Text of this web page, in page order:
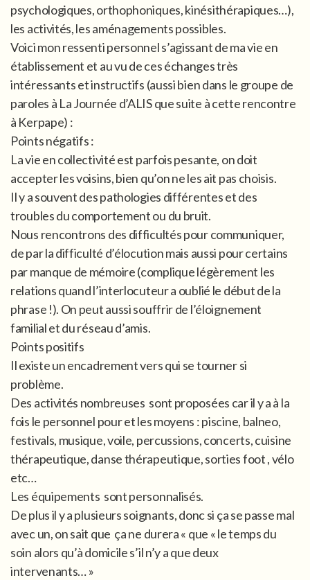
psychologiques, orthophoniques, kinésithérapiques…),
les activités, les aménagements possibles.
Voici mon ressenti personnel s’agissant de ma vie en
établissement et au vu de ces échanges très
intéressants et instructifs (aussi bien dans le groupe de
paroles à La Journée d’ALIS que suite à cette rencontre
à Kerpape) :
Points négatifs :
La vie en collectivité est parfois pesante, on doit
accepter les voisins, bien qu’on ne les ait pas choisis.
Il y a souvent des pathologies différentes et des
troubles du comportement ou du bruit.
Nous rencontrons des difficultés pour communiquer,
de par la difficulté d’élocution mais aussi pour certains
par manque de mémoire (complique légèrement les
relations quand l’interlocuteur a oublié le début de la
phrase !). On peut aussi souffrir de l’éloignement
familial et du réseau d’amis.
Points positifs
Il existe un encadrement vers qui se tourner si
problème.
Des activités nombreuses sont proposées car il y a à la
fois le personnel pour et les moyens : piscine, balneo,
festivals, musique, voile, percussions, concerts, cuisine
thérapeutique, danse thérapeutique, sorties foot , vélo
etc…
Les équipements sont personnalisés.
De plus il y a plusieurs soignants, donc si ça se passe mal
avec un, on sait que ça ne durera « que « le temps du
soin alors qu’à domicile s’il n’y a que deux
intervenants… »